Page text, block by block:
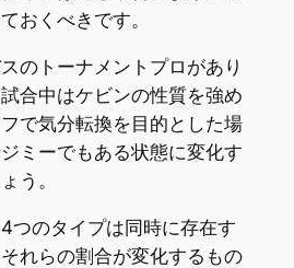
おくべきです。
のトーナメントプロがあり
合中はケビンの性質を強め
で気分転換を目的とした場
ミーでもある状態に変化す
う。
つのタイプは同時に存在す
れらの割合が変化するもの